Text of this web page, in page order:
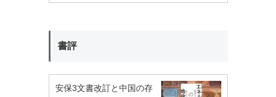
書評
安保3文書改訂と中国の存